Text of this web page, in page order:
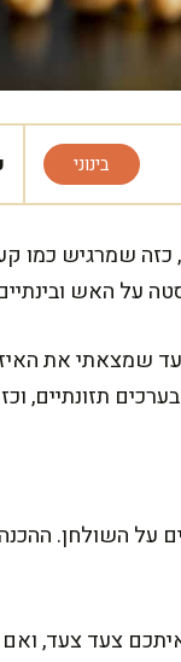
בינוני
שמרגיש כמו
על האש
שמצאתי את
תזונתיים,
צעד צעד,